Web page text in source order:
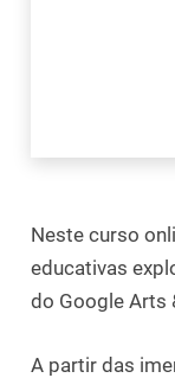
Neste curso
educativas
do Google Arts
A partir das